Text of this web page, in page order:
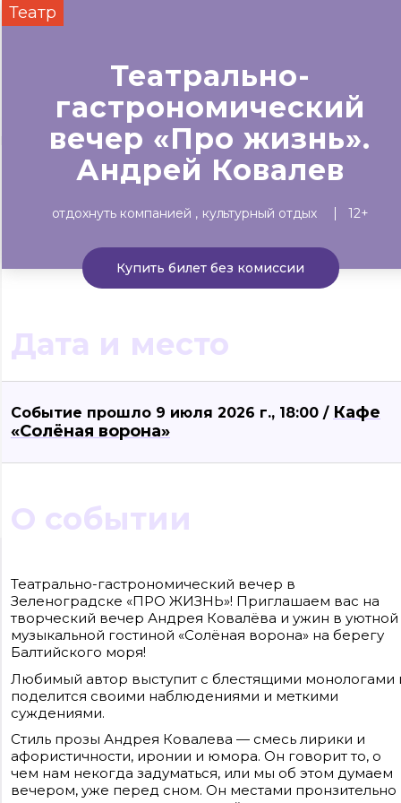
Концерты Театр Детям Выставки
Театр
Театрально-
гастрономический
вечер «Про жизнь».
Андрей Ковалев
отдохнуть компанией культурный отдых 12+
Купить билет без комиссии
Дата и место
Событие прошло 9 июля 2026 г., 18:00 / Кафе
«Солёная ворона»
О событии
Театрально-гастрономический вечер в
Зеленоградске «ПРО ЖИЗНЬ»! Приглашаем вас на
творческий вечер Андрея Ковалёва и ужин в уютной
музыкальной гостиной «Солёная ворона» на берегу
Балтийского моря!
Любимый автор выступит с блестящими монологами
поделится своими наблюдениями и меткими
суждениями.
Стиль прозы Андрея Ковалева — смесь лирики и
афористичности, иронии и юмора. Он говорит то, о
чем нам некогда задуматься, или мы об этом думаем
вечером, уже перед сном. Он местами пронзительно
3906148636, КПП 390601001
Контакты редакции: +7(4012) 310-124, news@klops.ru. Реклама: +7 (931) 107 50 00,
reklama@klops.ru. Афиша: +7(967) 351 20 51, reklama@klops.ru
Адрес редакции и учредителя: г. Калининград, ул. Рокоссовского, 16/18, пом. I,
оф. 2
Сетевое издание "Klops.ru", регистрационный номер и дата принятия
решения о регистрации: ЭЛ № ФС 77 - 78739 от 20 июля 2020 года,
зарегистрировано Федеральной службой по надзору в сфере связи,
информационных технологий и массовых коммуникаций (Роскомнадзор).
Учредитель: ООО "Русская медиагруппа "Западная Пресса". Главный
Фомченкова Кристина Владимировна
лицензии Creative Commons «Attribution-ShareAlike»
(«Атрибуция — На тех же условиях») 4.0 Всемирная
Для использования остальных материалов необходимо
письменное согласие правообладателя
Политика в отношении обработки персональных